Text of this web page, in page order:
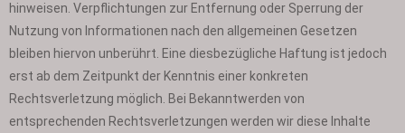
hinweisen. Verpflichtungen zur Entfernung oder Sperrung der
Nutzung von Informationen nach den allgemeinen Gesetzen
bleiben hiervon unberührt. Eine diesbezügliche Haftung ist jedoch
erst ab dem Zeitpunkt der Kenntnis einer konkreten
Rechtsverletzung möglich. Bei Bekanntwerden von
entsprechenden Rechtsverletzungen werden wir diese Inhalte